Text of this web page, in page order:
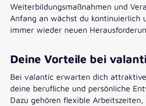
Weiterbildungsmaßnahmen und
Anfang an wächst du kontinuierlich
immer wieder neuen
Deine Vorteile bei
Bei valantic erwarten dich
deine berufliche und persönliche
Dazu gehören flexible Arbeitszeiten,